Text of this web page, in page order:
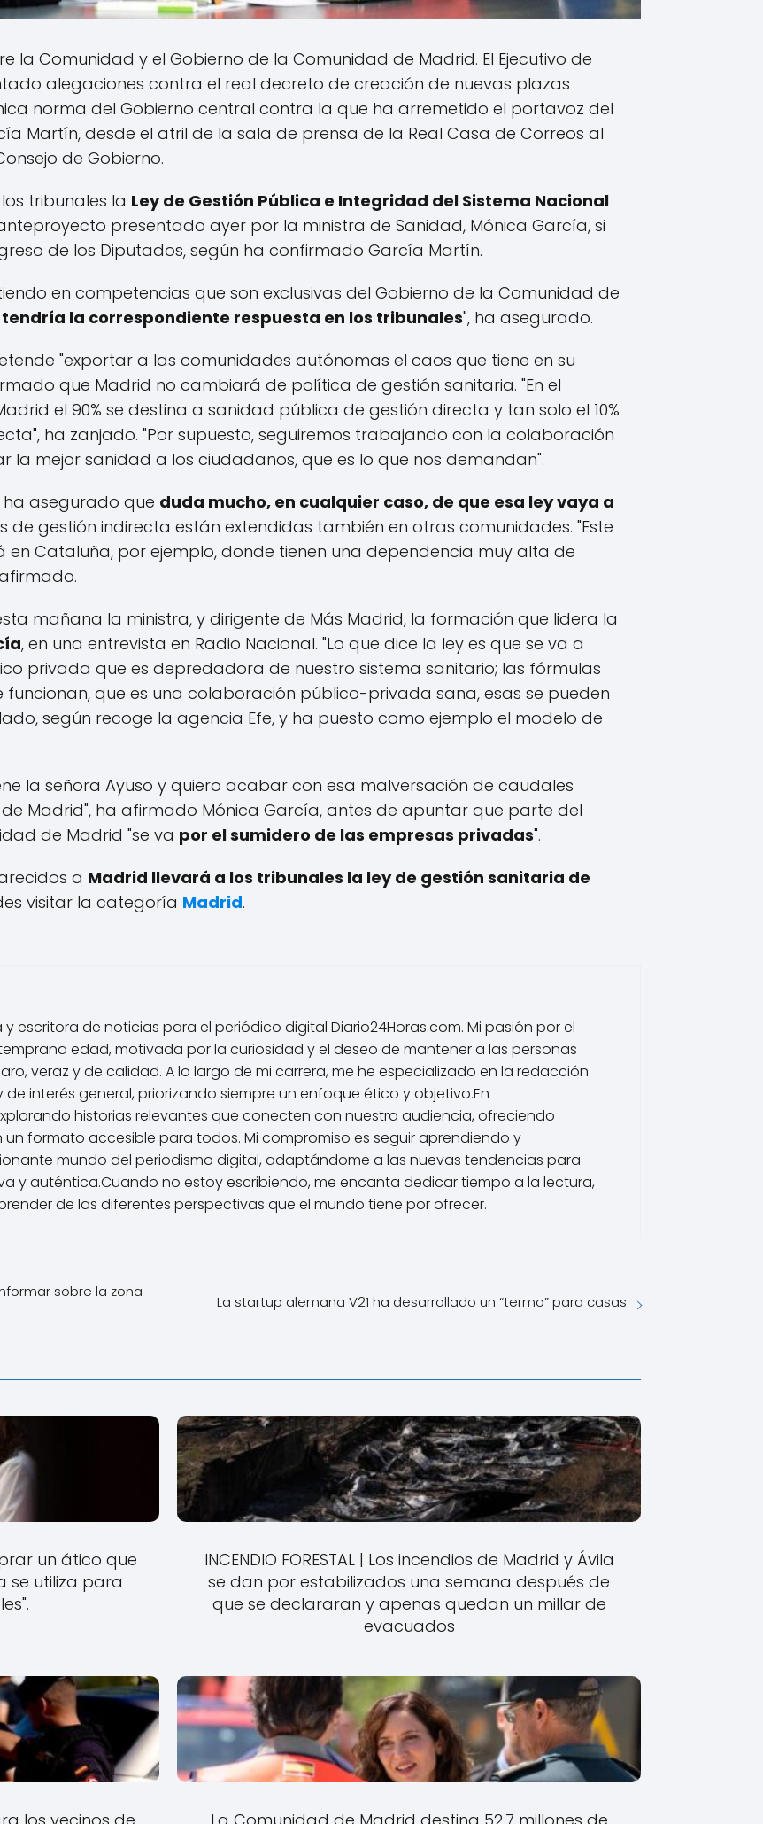
la Comunidad y el Gobierno de la Comunidad de Madrid. El Ejecutivo de
alegaciones contra el real decreto de creación de nuevas plazas
norma del Gobierno central contra la que ha arremetido el portavoz del
Martín, desde el atril de la sala de prensa de la Real Casa de Correos al
de Gobierno.
tribunales la Ley de Gestión Pública e Integridad del Sistema Nacional
presentado ayer por la ministra de Sanidad, Mónica García, si
de los Diputados, según ha confirmado García Martín.
en competencias que son exclusivas del Gobierno de la Comunidad de
tendría la correspondiente respuesta en los tribunales", ha asegurado.
"exportar a las comunidades autónomas el caos que tiene en su
que Madrid no cambiará de política de gestión sanitaria. "En el
el 90% se destina a sanidad pública de gestión directa y tan solo el 10%
ha zanjado. "Por supuesto, seguiremos trabajando con la colaboración
mejor sanidad a los ciudadanos, que es lo que nos demandan".
ha asegurado que duda mucho, en cualquier caso, de que esa ley vaya a
de gestión indirecta están extendidas también en otras comunidades. "Este
en Cataluña, por ejemplo, donde tienen una dependencia muy alta de
mañana la ministra, y dirigente de Más Madrid, la formación que lidera la
, en una entrevista en Radio Nacional. "Lo que dice la ley es que se va a
privada que es depredadora de nuestro sistema sanitario; las fórmulas
funcionan, que es una colaboración público-privada sana, esas se pueden
según recoge la agencia Efe, y ha puesto como ejemplo el modelo de
la señora Ayuso y quiero acabar con esa malversación de caudales
Madrid", ha afirmado Mónica García, antes de apuntar que parte del
de Madrid "se va por el sumidero de las empresas privadas".
a Madrid llevará a los tribunales la ley de gestión sanitaria de
visitar la categoría Madrid.
y escritora de noticias para el periódico digital Diario24Horas.com. Mi pasión por el
edad, motivada por la curiosidad y el deseo de mantener a las personas
veraz y de calidad. A lo largo de mi carrera, me he especializado en la redacción
interés general, priorizando siempre un enfoque ético y objetivo.En
historias relevantes que conecten con nuestra audiencia, ofreciendo
formato accesible para todos. Mi compromiso es seguir aprendiendo y
mundo del periodismo digital, adaptándome a las nuevas tendencias para
y auténtica.Cuando no estoy escribiendo, me encanta dedicar tiempo a la lectura,
de las diferentes perspectivas que el mundo tiene por ofrecer.
sobre la zona
La startup alemana V21 ha desarrollado un “termo” para casas
un ático que
se utiliza para
INCENDIO FORESTAL | Los incendios de Madrid y Ávila
se dan por estabilizados una semana después de
que se declararan y apenas quedan un millar de
evacuados